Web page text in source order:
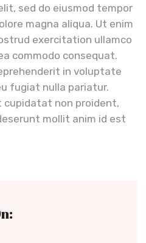
sed do eiusmod tempor
magna aliqua. Ut enim
exercitation ullamco
commodo consequat.
in voluptate
fugiat nulla pariatur.
cupidatat non proident,
mollit anim id est